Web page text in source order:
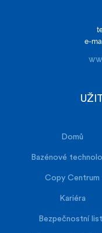
e-
Domů
Bazénové
Copy Centrum
Kariéra
Bezpečnostní